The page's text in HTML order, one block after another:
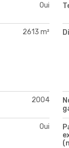
Oui
2613 m²
2004
Oui